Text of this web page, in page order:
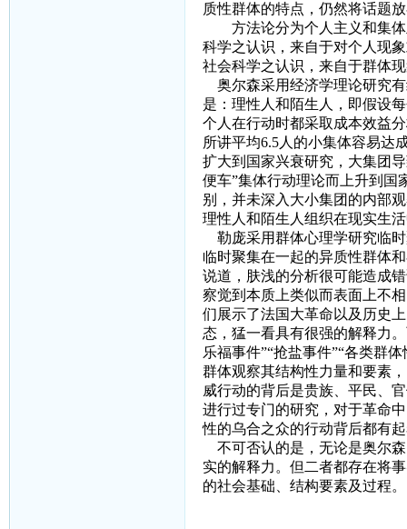
质性群体的特点，仍然将话题
方法论分为个人主义和集
科学之认识，来自于对个人现
社会科学之认识，来自于群体
奥尔森采用经济学理论研究
是：理性人和陌生人，即假设
个人在行动时都采取成本效益
所讲平均6.5人的小集体容易达
扩大到国家兴衰研究，大集团
便车”集体行动理论而上升到国
别，并未深入大小集团的内部
理性人和陌生人组织在现实生
勒庞采用群体心理学研究临
临时聚集在一起的异质性群体
说道，肤浅的分析很可能造成
察觉到本质上类似而表面上不
们展示了法国大革命以及历史
态，猛一看具有很强的解释力
乐福事件”“抢盐事件”“各类群
群体观察其结构性力量和要素
威行动的背后是贵族、平民、
进行过专门的研究，对于革命
性的乌合之众的行动背后都有
不可否认的是，无论是奥尔森
实的解释力。但二者都存在将
的社会基础、结构要素及过程。